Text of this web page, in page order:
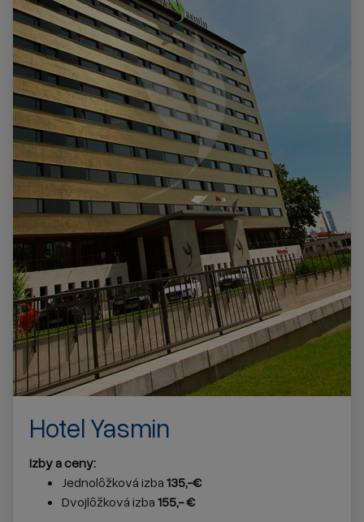
Hotel Yasmin
Izby a ceny:
Jednolôžková izba 135,-€
Dvojlôžková izba 155,- €